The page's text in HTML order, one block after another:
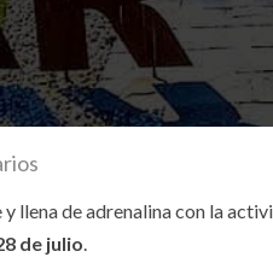
llena de adrenalina con la
de julio.